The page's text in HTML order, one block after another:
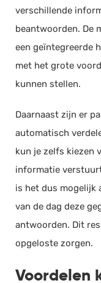
verschillende
beantwoorden. De
een geïntegreerde
met het grote
kunnen stellen.
Daarnaast zijn er
automatisch
kun je zelfs kiezen
informatie
is het dus mogelijk
van de dag deze
antwoorden. Dit
opgeloste zorgen.
Voordelen